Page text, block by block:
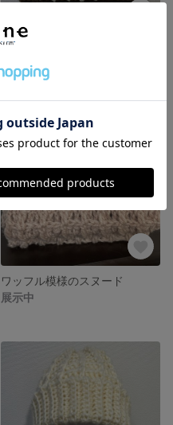
斜めヘリンボーンカゴ風バッグ
展示中
ワッフル模様のスヌード
展示中